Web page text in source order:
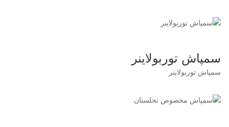
سمپاش توربولاینر
سمپاش توربولاینر